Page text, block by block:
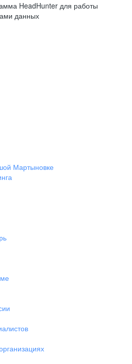
HeadHunter для работы
данных
Мартыновке